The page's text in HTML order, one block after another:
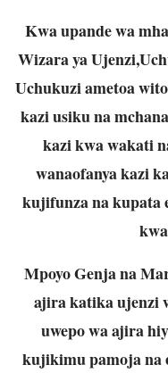
Kwa upande wa
Wizara ya
Uchukuzi ametoa
kazi usiku na
kazi kwa wakati
wanaofanya kazi
kujifunza na kupata
Mpoyo Genja na
ajira katika ujenzi
uwepo wa ajira
kujikimu pamoja na